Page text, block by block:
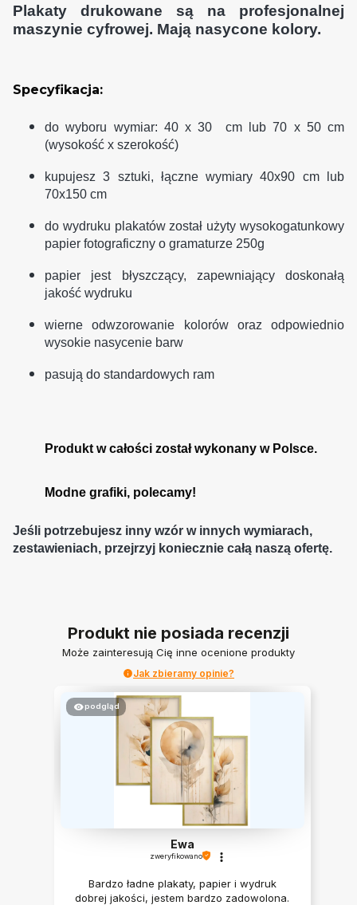
Plakaty drukowane są na profesjonalnej
maszynie cyfrowej. Mają nasycone kolory.
Specyfikacja:
do wyboru wymiar: 40 x 30 cm lub 70 x 50 cm
(wysokość x szerokość)
kupujesz 3 sztuki, łączne wymiary 40x90 cm lub
70x150 cm
do wydruku plakatów został użyty wysokogatunkowy
papier fotograficzny o gramaturze 250g
papier jest błyszczący, zapewniający doskonałą
jakość wydruku
wierne odwzorowanie kolorów oraz odpowiednio
wysokie nasycenie barw
pasują do standardowych ram
Produkt w całości został wykonany w Polsce.
Modne grafiki, polecamy!
Jeśli potrzebujesz inny wzór w innych wymiarach,
zestawieniach, przejrzyj koniecznie całą naszą ofertę.
Produkt nie posiada recenzji
Może zainteresują Cię inne ocenione produkty
Jak zbieramy opinie?
podgląd
Ewa
zweryfikowano
Bardzo ładne plakaty, papier i wydruk
dobrej jakości, jestem bardzo zadowolona.